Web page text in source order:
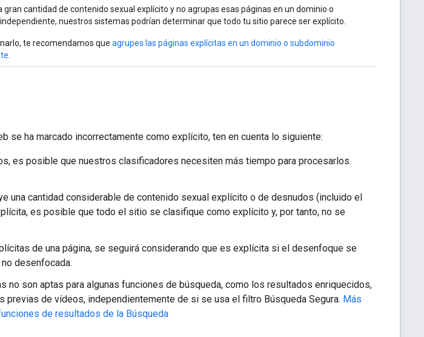
gran cantidad de contenido sexual explícito y no agrupas esas páginas en un dominio o
nuestros sistemas podrían determinar que todo tu sitio parece ser explícito.
te recomendamos que agrupes las páginas explícitas en un dominio o subdominio
se ha marcado incorrectamente como explícito, ten en cuenta lo siguiente:
es posible que nuestros clasificadores necesiten más tiempo para procesarlos.
una cantidad considerable de contenido sexual explícito o de desnudos (incluido el
es posible que todo el sitio se clasifique como explícito y, por tanto, no se
de una página, se seguirá considerando que es explícita si el desenfoque se
desenfocada.
no son aptas para algunas funciones de búsqueda, como los resultados enriquecidos,
previas de vídeos, independientemente de si se usa el filtro Búsqueda Segura. Más
de resultados de la Búsqueda